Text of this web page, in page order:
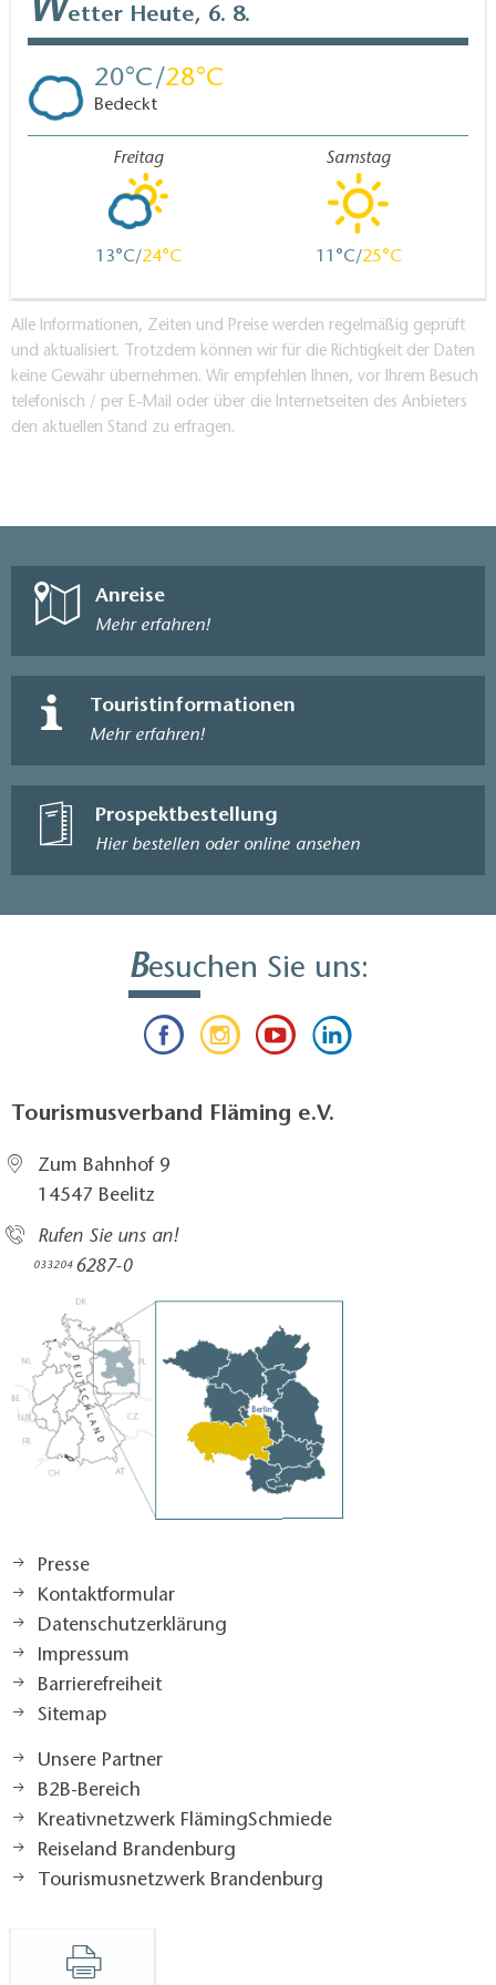
geöffnet.
Wetter Heute, 6. 8.
20 28
Bedeckt
Freitag
13 24
Samstag
11 25
Alle Informationen, Zeiten und Preise werden regelmäßig geprüft
und aktualisiert. Trotzdem können wir für die Richtigkeit der Daten
keine Gewähr übernehmen. Wir empfehlen Ihnen, vor Ihrem Besuch
telefonisch / per E-Mail oder über die Internetseiten des Anbieters
den aktuellen Stand zu erfragen.
Anreise
Mehr erfahren!
Touristinformationen
Mehr erfahren!
Prospektbestellung
Hier bestellen oder online ansehen
Besuchen Sie uns:
Tourismusverband Fläming e.V.
Zum Bahnhof 9
14547 Beelitz
Rufen Sie uns an!
033204 6287-0
Presse
Kontaktformular
Datenschutzerklärung
Impressum
Barrierefreiheit
Sitemap
Unsere Partner
B2B-Bereich
Kreativnetzwerk FlämingSchmiede
Reiseland Brandenburg
Tourismusnetzwerk Brandenburg